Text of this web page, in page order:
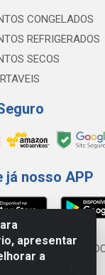
apresentar
a
CONGELADOS
REFRIGERADOS
SECOS
já nosso APP
AV DA ABDIAS